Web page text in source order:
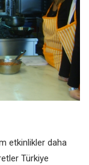
etkinlikler daha
Türkiye